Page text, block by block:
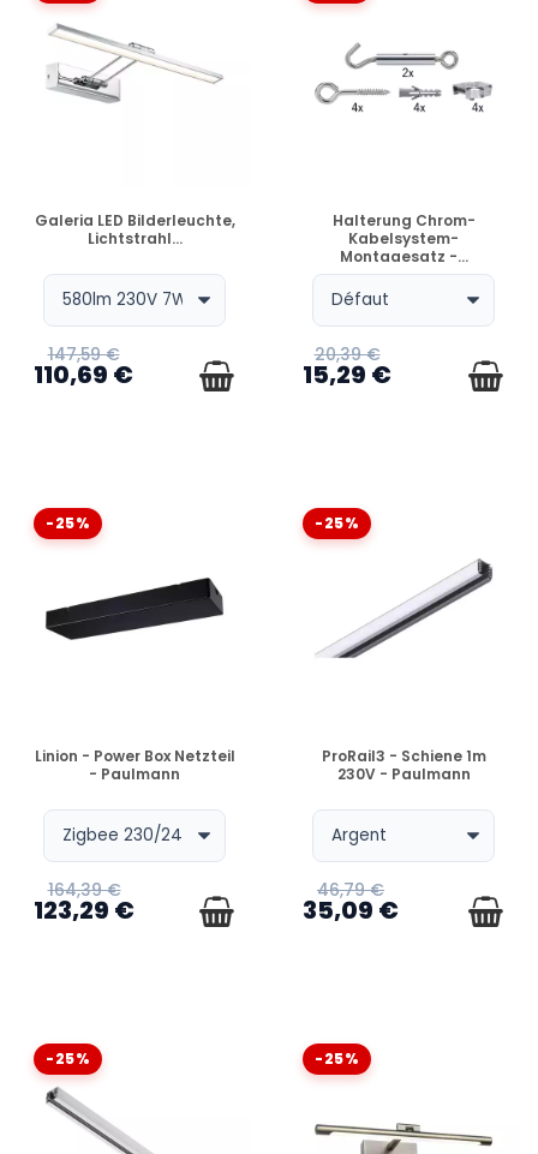
LED-Innenbeleuchtung
Professionelle Bürobeleuchtung.
Designlampe von Paulmann
Sichere Badezimmerbeleuchtung
energieeffiziente Beleuchtung
Küchenbeleuchtung
VERFÜGBAR
Galeria LED Bilderleuchte,
Lichtstrahl...
147,59 €
110,69 €
VERFÜGBAR
Halterung Chrom-
Kabelsystem-
Montagesatz -...
20,39 €
15,29 €
-25%
VERFÜGBAR
Linion - Power Box Netzteil
- Paulmann
164,39 €
123,29 €
-25%
VERFÜGBAR
ProRail3 - Schiene 1m
230V - Paulmann
46,79 €
35,09 €
-25% -25%